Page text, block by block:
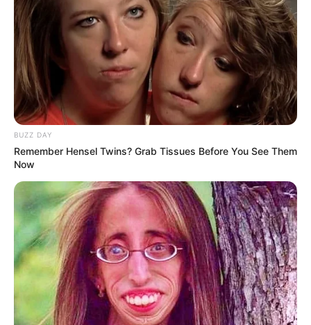
BUZZ DAY
Remember Hensel Twins? Grab Tissues Before You See Them
Now